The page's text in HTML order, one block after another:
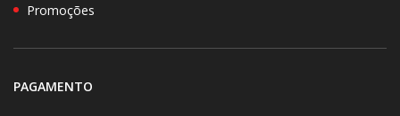
Promoções
PAGAMENTO